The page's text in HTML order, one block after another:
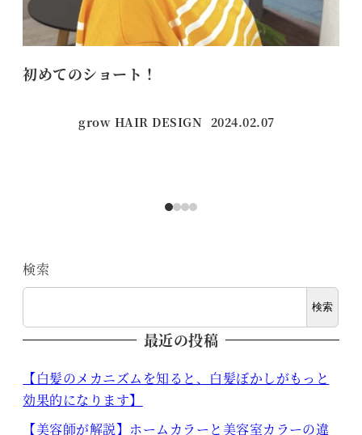
初めてのショート！
grow HAIR DESIGN 投稿日
2024.02.07
検索
検索
最近の投稿
【白髪のメカニズムを知ると、白髪ぼかしがもっと
効果的になります】
【美容師が解説】ホームカラーと美容室カラーの違